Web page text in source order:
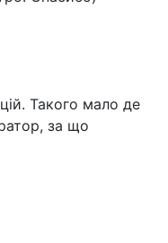
Такого мало де
за що